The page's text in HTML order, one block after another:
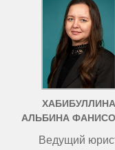
ХАБИБУЛЛИНА
АЛЬБИНА
Ведущий